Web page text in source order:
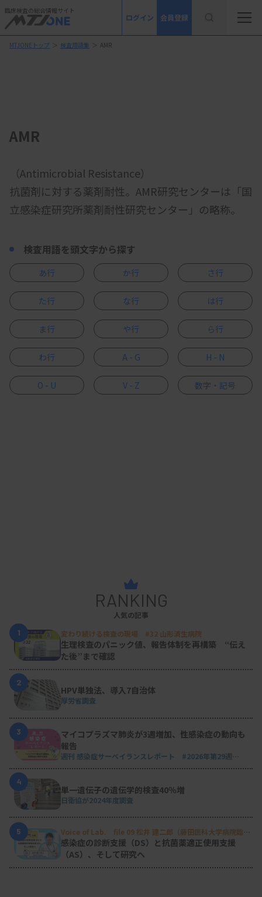
臨床検査の総合情報サイト
ログイン 会員登録
MTJONEトップ ＞ 検査用語集 ＞ AMR
AMR
（Antimicrobial Resistance）
抗菌剤に対する薬剤耐性。AMR研究センターは「国
立感染症研究所薬剤耐性研究センター」の略称。
検査用語を頭文字から探す
あ行 か行 さ行
た行 な行 は行
ま行 や行 ら行
わ行 A - G H - N
O - U V - Z 数字・記号
RANKING
人気の記事
1
変わり続ける検査の現場 #32 山形済生病院
生理検査のパニック値、報告体制を再構築 “伝え
た後”まで確認
2
HPV単独法、導入7自治体
厚労省調査
3
マイコプラズマ肺炎が3週増加、性感染症の動向も
報告
週刊 感染症サーベイランスレポート #2026年第29週
4
単一遺伝子の遺伝学的検査40％増
日衛協が2024年度調査
5
Voice of Lab. file 09 松井 建二郎（藤田医科大学病院臨床
検査部微生物遺伝子検査室）
感染症の診断支援（DS）と抗菌薬適正使用支援
（AS）、そして研究へ